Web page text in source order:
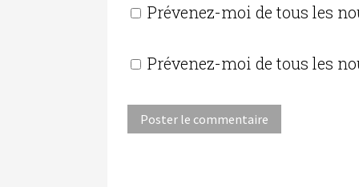
Prévenez-moi de tous les
Prévenez-moi de tous les